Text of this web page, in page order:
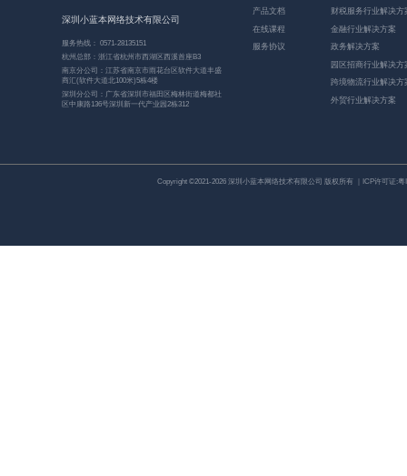
深圳小蓝本网络技术有限公司
服务热线： 0571-28135151
杭州总部：浙江省杭州市西湖区西溪首座B3
南京分公司：江苏省南京市雨花台区软件大道丰盛
商汇(软件大道北100米)5栋4楼
深圳分公司：广东省深圳市福田区梅林街道梅都社
区中康路136号深圳新一代产业园2栋312
产品文档
在线课程
服务协议
财税服务行业解决方
金融行业解决方案
政务解决方案
园区招商行业解决方
跨境物流行业解决方
外贸行业解决方案
Copyright ©2021-2026 深圳小蓝本网络技术有限公司 版权所有 ｜ICP许可证:粤